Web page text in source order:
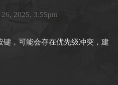
26, 2025, 3:55pm
键，可能会存在优先级冲突，建